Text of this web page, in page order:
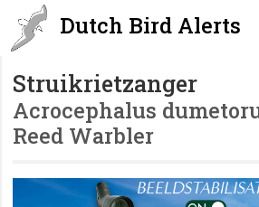
Dutch Bird Alerts
Struikrietzanger
Acrocephalus
Reed Warbler